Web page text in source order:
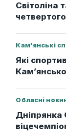
Світоліна
Кам'янські
Які
Обласні
Дніпрянка